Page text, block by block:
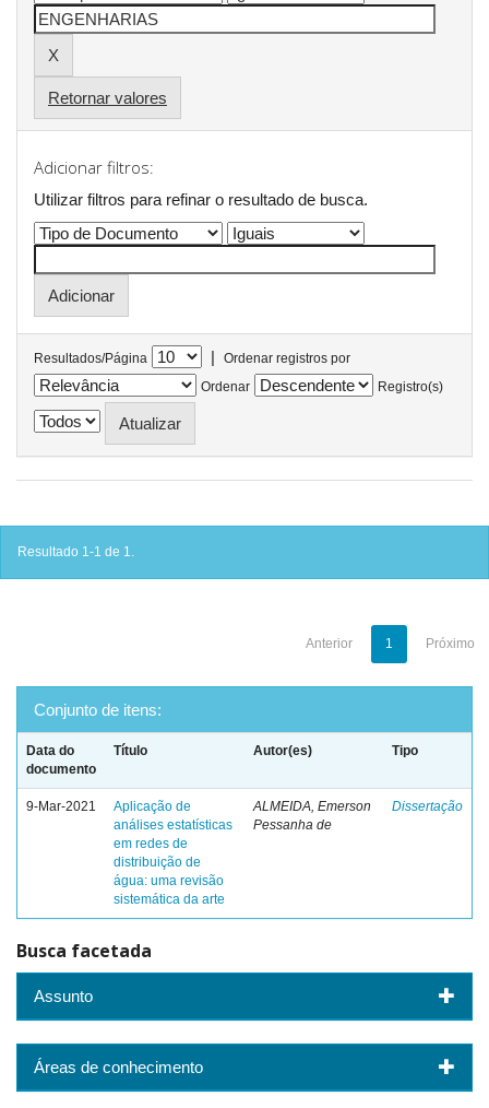
Retornar valores
Adicionar filtros:
Utilizar filtros para refinar o resultado de busca.
Resultados/Página |
Ordenar registros por
Ordenar
Registro(s)
Resultado 1-1 de 1.
Anterior 1 Próximo
Conjunto de itens:
Data do
documento
Título Autor(es) Tipo
9-Mar-2021
Aplicação de
análises estatísticas
em redes de
distribuição de
água: uma revisão
sistemática da arte
ALMEIDA, Emerson
Pessanha de
Dissertação
Busca facetada
Assunto
Áreas de conhecimento